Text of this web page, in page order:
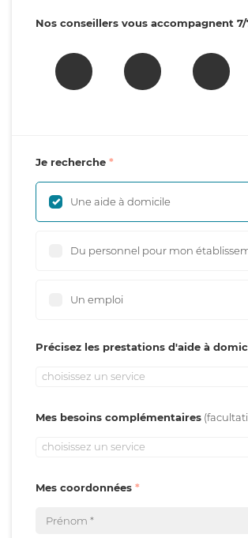
Nos conseillers vous accompagnent 7/
Je recherche
Une aide à domicile
Du personnel pour mon
Un emploi
Précisez les prestations d'aide à
choisissez un service
Mes besoins complémentaires
choisissez un service
Mes coordonnées